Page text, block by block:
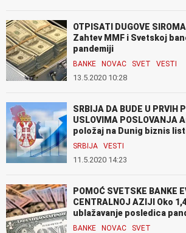
OTPISATI DUGOVE
Zahtev MMF i Svetskoj
pandemiji
BANKE NOVAC SVET VESTI
13.5.2020 10:28
SRBIJA DA BUDE U PRVIH
USLOVIMA POSLOVANJA
položaj na Dunig biznis
SRBIJA VESTI
11.5.2020 14:23
POMOĆ SVETSKE BANKE
CENTRALNOJ AZIJI Oko
ublažavanje posledica
BANKE NOVAC SVET